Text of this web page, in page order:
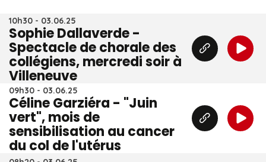
10h30 - 03.06.25
Sophie Dallaverde -
Spectacle de chorale des
collégiens, mercredi soir à
Villeneuve
09h30 - 03.06.25
Céline Garziéra - "Juin
vert", mois de
sensibilisation au cancer
du col de l'utérus